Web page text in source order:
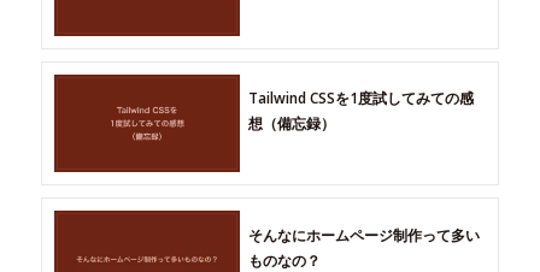
Tailwind CSSを1度試してみての感
想（備忘録）
そんなにホームページ制作って多い
ものなの？